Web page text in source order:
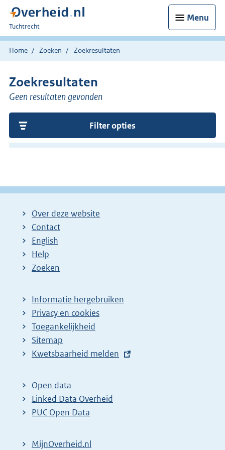
Menu
U
bent
hier:
Tuchtrecht
Home Zoeken Zoekresultaten
Zoekresultaten
Geen resultaten gevonden
Filter opties
Over deze website
Contact
English
Help
Zoeken
Informatie hergebruiken
Privacy en cookies
Toegankelijkheid
Sitemap
E
t
e
r
Kwetsbaarheid melden
Open data
Linked Data Overheid
PUC Open Data
MijnOverheid.nl